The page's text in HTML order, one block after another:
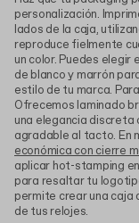
personalización.
lados de la caja,
reproduce fielmente
un color. Puedes
de blanco y marrón
estilo de tu marca.
Ofrecemos laminado
una elegancia
agradable al tacto. En
económica con cierre
aplicar hot-stamping
para resaltar tu
permite crear una caja
de tus relojes.